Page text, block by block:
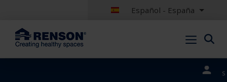
Español - España
portales